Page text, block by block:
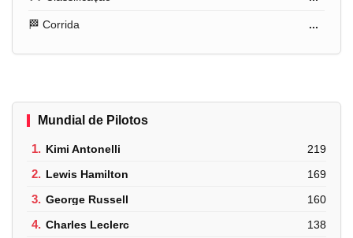
🏁 Corrida ...
Mundial de Pilotos
1. Kimi Antonelli 219
2. Lewis Hamilton 169
3. George Russell 160
4. Charles Leclerc 138